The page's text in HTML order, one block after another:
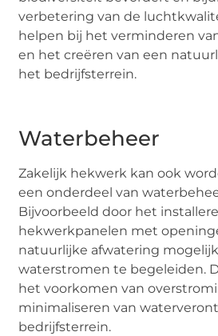
verbetering van de
helpen bij het verminderen
en het creëren van een
het bedrijfsterrein.
Waterbeheer
Zakelijk hekwerk kan ook
een onderdeel van
Bijvoorbeeld door het
hekwerkpanelen met
natuurlijke afwatering
waterstromen te begeleiden.
het voorkomen van
minimaliseren van
bedrijfsterrein.